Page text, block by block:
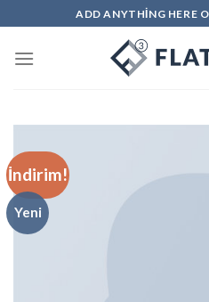
atla
ADD ANYTHING HERE
İndirim!
Yeni